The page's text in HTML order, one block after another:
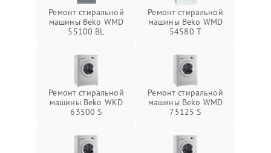
Ремонт стиральной
машины Beko WMD
55100 BL
Ремонт стиральной
машины Beko WMD
54580 T
Ремонт стиральной
машины Beko WKD
63500 S
Ремонт стиральной
машины Beko WMD
75125 S